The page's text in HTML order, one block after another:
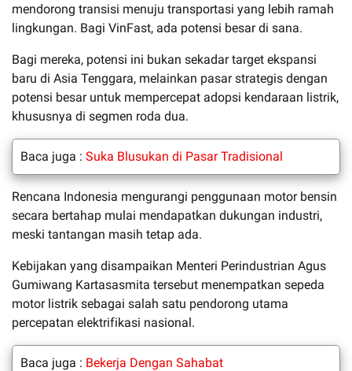
mendorong transisi menuju transportasi yang lebih ramah
lingkungan. Bagi VinFast, ada potensi besar di sana.
Bagi mereka, potensi ini bukan sekadar target ekspansi
baru di Asia Tenggara, melainkan pasar strategis dengan
potensi besar untuk mempercepat adopsi kendaraan listrik,
khususnya di segmen roda dua.
Baca juga : Suka Blusukan di Pasar Tradisional
Rencana Indonesia mengurangi penggunaan motor bensin
secara bertahap mulai mendapatkan dukungan industri,
meski tantangan masih tetap ada.
Kebijakan yang disampaikan Menteri Perindustrian Agus
Gumiwang Kartasasmita tersebut menempatkan sepeda
motor listrik sebagai salah satu pendorong utama
percepatan elektrifikasi nasional.
Baca juga : Bekerja Dengan Sahabat